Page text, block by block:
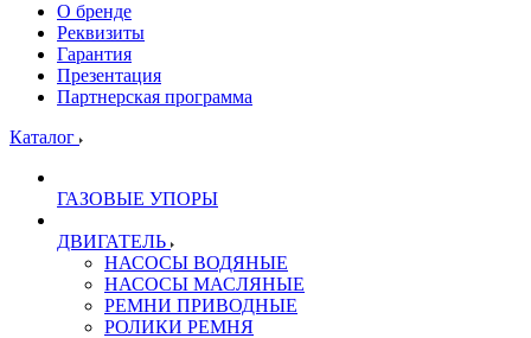
О бренде
Реквизиты
Гарантия
Презентация
Партнерская программа
Каталог
ГАЗОВЫЕ УПОРЫ
ДВИГАТЕЛЬ
НАСОСЫ ВОДЯНЫЕ
НАСОСЫ МАСЛЯНЫЕ
РЕМНИ ПРИВОДНЫЕ
РОЛИКИ РЕМНЯ